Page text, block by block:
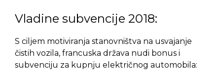
Vladine subvencije 2018:
S ciljem motiviranja stanovništva na usvajanje
čistih vozila, francuska država nudi bonus i
subvenciju za kupnju električnog automobila: